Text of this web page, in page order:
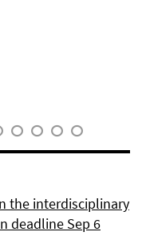
the interdisciplinary
deadline Sep 6